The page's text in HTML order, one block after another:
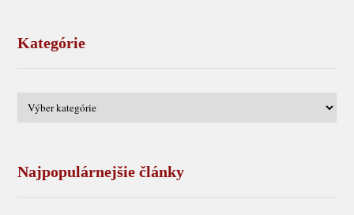
Kategórie
Najpopulárnejšie články